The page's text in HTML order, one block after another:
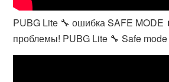
PUBG Lite 🔧 ошибка SAFE
проблемы! PUBG Lite 🔧 Safe mode